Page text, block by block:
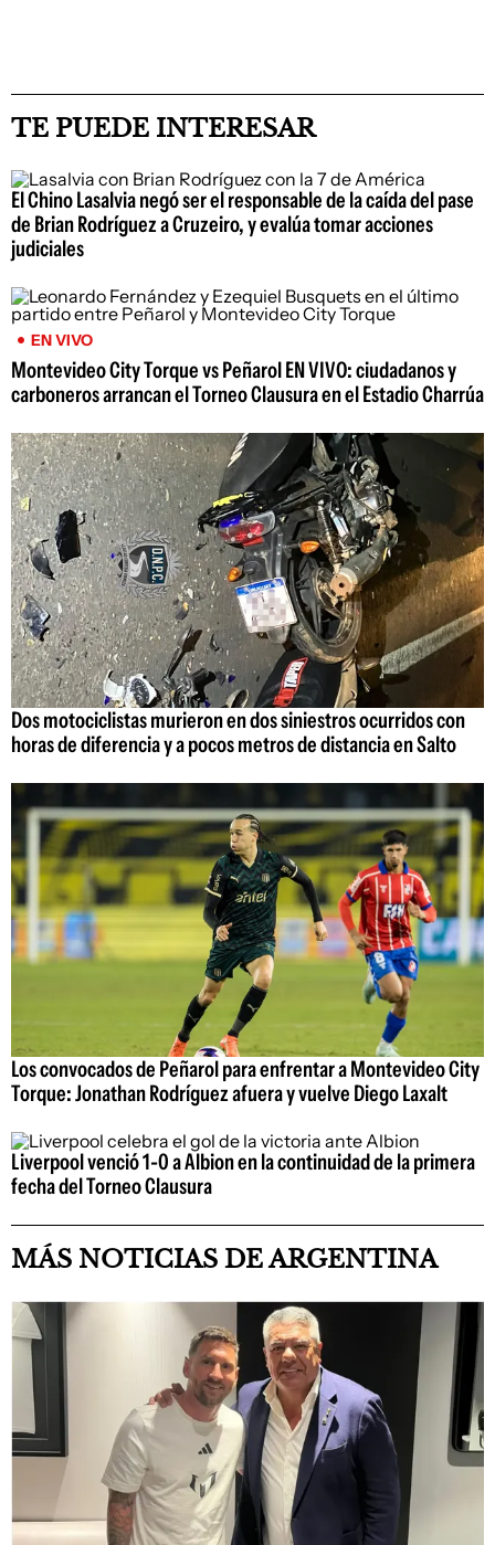
TE PUEDE INTERESAR
El Chino Lasalvia negó ser el responsable de la caída del pase
de Brian Rodríguez a Cruzeiro, y evalúa tomar acciones
judiciales
EN VIVO
Montevideo City Torque vs Peñarol EN VIVO: ciudadanos y
carboneros arrancan el Torneo Clausura en el Estadio Charrúa
Dos motociclistas murieron en dos siniestros ocurridos con
horas de diferencia y a pocos metros de distancia en Salto
Los convocados de Peñarol para enfrentar a Montevideo City
Torque: Jonathan Rodríguez afuera y vuelve Diego Laxalt
Liverpool venció 1-0 a Albion en la continuidad de la primera
fecha del Torneo Clausura
MÁS NOTICIAS DE ARGENTINA